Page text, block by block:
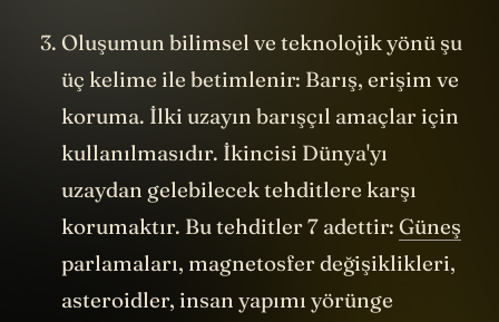
Oluşumun bilimsel ve teknolojik yönü şu
üç kelime ile betimlenir: Barış, erişim ve
koruma. İlki uzayın barışçıl amaçlar için
kullanılmasıdır. İkincisi Dünya'yı
uzaydan gelebilecek tehditlere karşı
korumaktır. Bu tehditler 7 adettir: Güneş
parlamaları, magnetosfer değişiklikleri,
asteroidler, insan yapımı yörünge